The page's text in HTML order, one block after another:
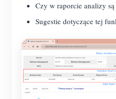
Czy w raporcie analizy
Sugestie dotyczące tej